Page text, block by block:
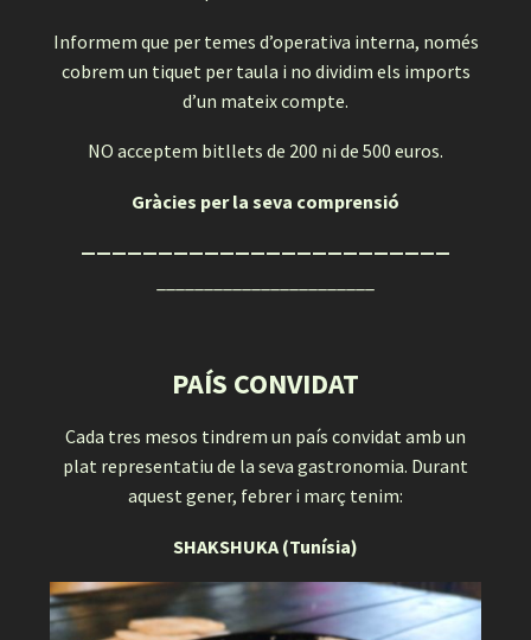
Informem que per temes d’operativa interna, només
cobrem un tiquet per taula i no dividim els imports
d’un mateix compte.
NO acceptem bitllets de 200 ni de 500 euros.
Gràcies per la seva comprensió
————————————————————————
PAÍS CONVIDAT
Cada tres mesos tindrem un país convidat amb un
plat representatiu de la seva gastronomia. Durant
aquest gener, febrer i març tenim:
SHAKSHUKA (Tunísia)